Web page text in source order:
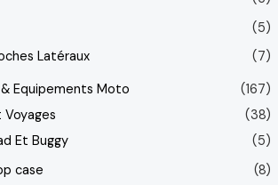
(5)
Latéraux
(7)
Equipements Moto
(167)
(38)
Et Buggy
(5)
case
(8)